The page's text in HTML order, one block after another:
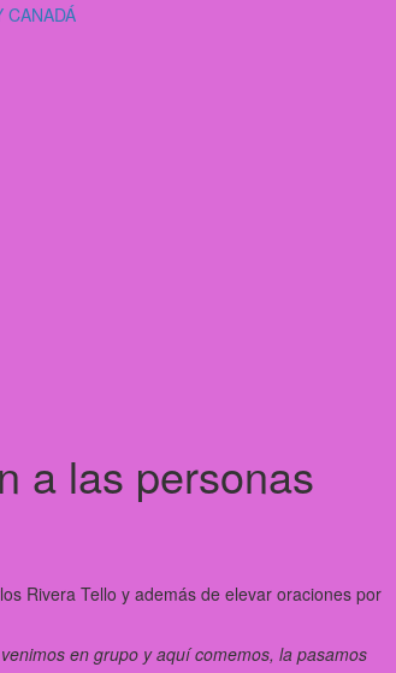
CANADÁ
a las personas
Rivera Tello y además de elevar oraciones por
en grupo y aquí comemos, la pasamos